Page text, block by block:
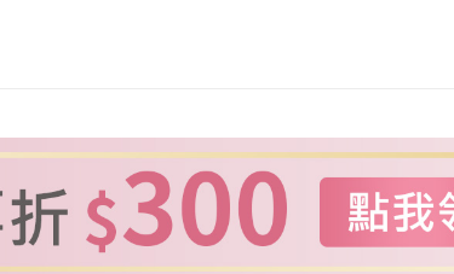
3.實際核准額度、可分期數及費用金額請依後續
4.訂單成立30分鐘內，如未前往確認交易或遇審
消。如遇「轉專審核」未通過狀況，表示未達大
無法說明評估內容。
【繳款方式說明】
1.分期款項不併入電信帳單，「大哥付你分期」
醒簡訊。
運送方式
全家取貨付款
每筆NT$100，滿NT$1(含以上)免運費